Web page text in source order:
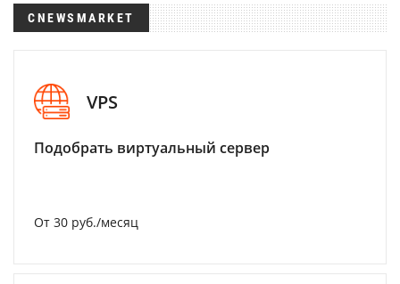
CNEWSMARKET
VPS
Подобрать виртуальный сервер
От 30 руб./месяц